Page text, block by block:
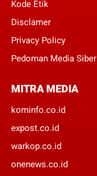
Kode Etik
Disclamer
Privacy Policy
Pedoman Media Siber
MITRA MEDIA
kominfo.co.id
expost.co.id
warkop.co.id
onenews.co.id